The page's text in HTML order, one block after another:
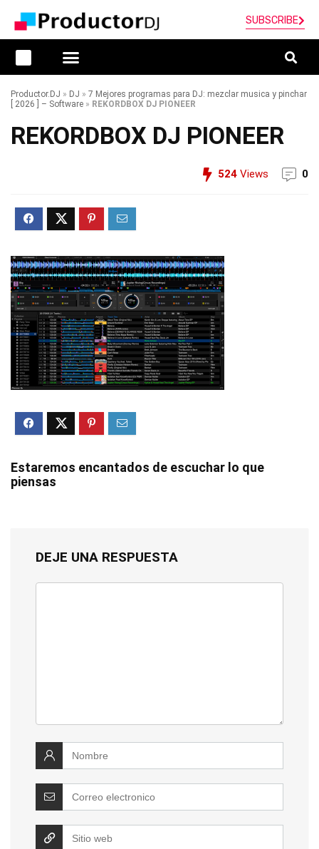
SUBSCRIBE
Productor.DJ » DJ » 7 Mejores programas para DJ: mezclar musica y pinchar
[ 2026 ] – Software » REKORDBOX DJ PIONEER
REKORDBOX DJ PIONEER
524 Views 0
Estaremos encantados de escuchar lo que
piensas
DEJE UNA RESPUESTA